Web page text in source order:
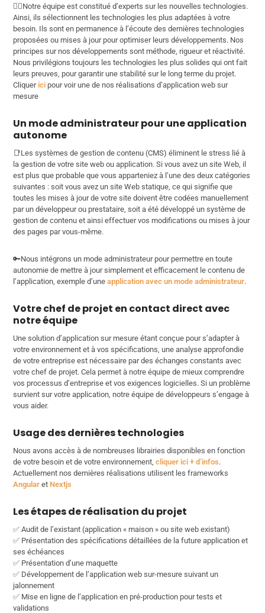
🕵️‍♂️Notre équipe est constitué d’experts sur les nouvelles technologies.
Ainsi, ils sélectionnent les technologies les plus adaptées à votre
besoin. Ils sont en permanence à l’écoute des dernières technologies
proposées ou mises à jour pour optimiser leurs développements. Nos
principes sur nos développements sont méthode, rigueur et réactivité.
Nous privilégions toujours les technologies les plus solides qui ont fait
leurs preuves, pour garantir une stabilité sur le long terme du projet.
Cliquerici pour voir une de nos réalisations d’application web sur
mesure
Un mode administrateur pour une application
autonome
📑Les systèmes de gestion de contenu (CMS) éliminent le stress lié à
la gestion de votre site web ou application. Si vous avez un site Web, il
est plus que probable que vous apparteniez à l’une des deux catégories
suivantes : soit vous avez un site Web statique, ce qui signifie que
toutes les mises à jour de votre site doivent être codées manuellement
par un développeur ou prestataire, soit a été développé un système de
gestion de contenu et ainsi effectuer vos modifications ou mises à jour
des pages par vous-même.
🔑Nous intégrons un mode administrateur pour permettre en toute
autonomie de mettre à jour simplement et efficacement le contenu de
l’application, exemple d’uneapplication avec un mode administrateur.
Votre chef de projet en contact direct avec
notre équipe
Une solution d’application sur mesure étant conçue pour s’adapter à
votre environnement et à vos spécifications, une analyse approfondie
de votre entreprise est nécessaire par des échanges constants avec
votre chef de projet. Cela permet à notre équipe de mieux comprendre
vos processus d’entreprise et vos exigences logicielles. Si un problème
survient sur votre application, notre équipe de développeurs s’engage à
vous aider.
Usage des dernières technologies
Nous avons accès à de nombreuses librairies disponibles en fonction
de votre besoin et de votre environnement,cliquer ici + d’infos.
Actuellement nos dernières réalisations utilisent les frameworks
Angular etNextjs
Les étapes de réalisation du projet
✅ Audit de l’existant (application « maison » ou site web existant)
✅ Présentation des spécifications détaillées de la future application et
ses échéances
✅ Présentation d’une maquette
✅ Développement de l’application web sur-mesure suivant un
jalonnement
✅ Mise en ligne de l’application en pré-production pour tests et
validations